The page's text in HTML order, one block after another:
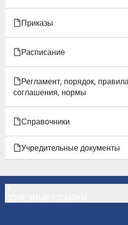
Приказы
Расписание
Регламент, порядок,
соглашения, нормы
Справочники
Учредительные документы